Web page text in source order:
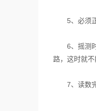
5、必须正
6、摇测时
路，这时就
7、读数完